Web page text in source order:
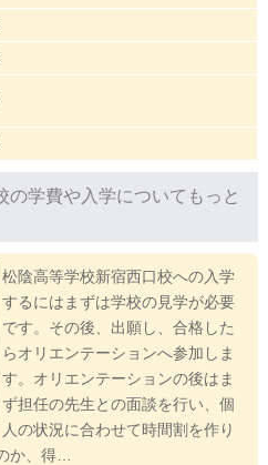
の学費や入学についてもっと
松陰高等学校新宿西口校への入学
するにはまずは学校の見学が必要
です。その後、出願し、合格した
らオリエンテーションへ参加しま
す。オリエンテーションの後はま
ず担任の先生との面談を行い、個
人の状況に合わせて時間割を作り
か、得…